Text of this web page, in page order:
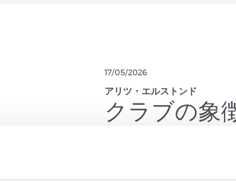
17/05/2026
アリツ・エルストンド
クラブの象